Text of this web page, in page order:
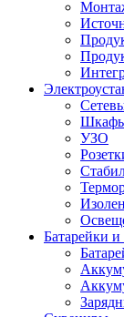
УЗО
Батарейки